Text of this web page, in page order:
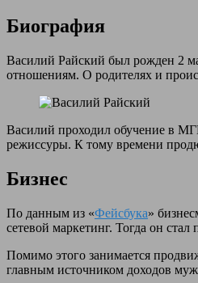
Биография
Василий Райский был рожден 2
отношениям. О родителях и
Василий проходил обучение в
режиссуры. К тому времени
Бизнес
По данным из «Фейсбука»
сетевой маркетинг. Тогда он
Помимо этого занимается
главным источником доходов